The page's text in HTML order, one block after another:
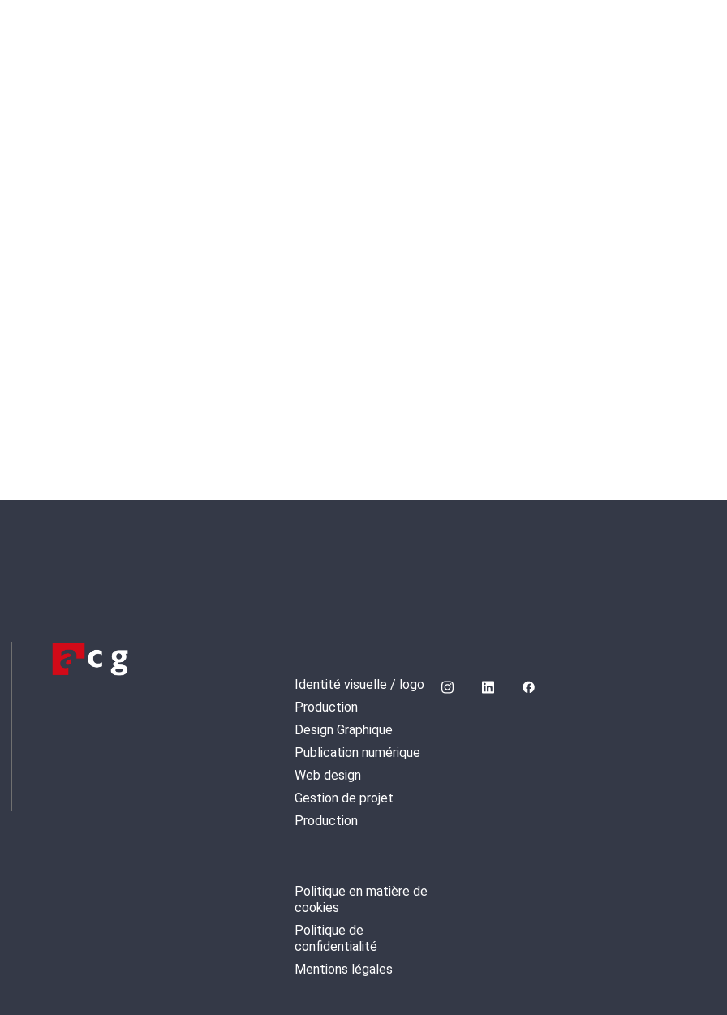
Identité visuelle / logo
Production
Design Graphique
Publication numérique
Web design
Gestion de projet
Production
Politique en matière de
cookies
Politique de
confidentialité
Mentions légales